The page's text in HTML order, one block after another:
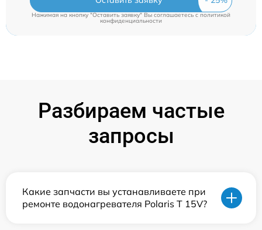
Нажимая на кнопку "Оставить заявку" Вы соглашаетесь cполитикой
конфиденциальности
Разбираем частые
запросы
Какие запчасти вы устанавливаете при
ремонте водонагревателя Polaris T 15V?